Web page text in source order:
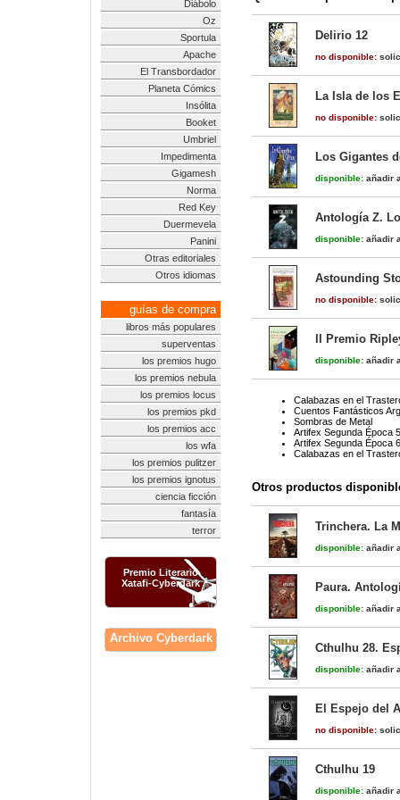
Diábolo
Oz
Sportula
Apache
El Transbordador
Planeta Cómics
Insólita
Booket
Umbriel
Impedimenta
Gigamesh
Norma
Red Key
Duermevela
Panini
Otras editoriales
Otros idiomas
guías de compra
libros más populares
superventas
los premios hugo
los premios nebula
los premios locus
los premios pkd
los premios acc
los wfa
los premios pulitzer
los premios ignotus
ciencia ficción
fantasía
terror
Premio Literario
Xatafi-Cyberdark
Archivo Cyberdark
Delirio 12
no disponible:
La Isla de los
no disponible:
Los Gigantes
disponible: añadir
Antología Z.
disponible: añadir
Astounding
no disponible:
II Premio
disponible: añadir
Calabazas en el
Cuentos Fantásticos
Sombras de Metal
Artifex Segunda Época 5
Artifex Segunda Época 6
Calabazas en el
Otros productos
Trinchera. La
disponible: añadir
Paura.
disponible: añadir
Cthulhu 28.
disponible: añadir
El Espejo del
no disponible:
Cthulhu 19
disponible: añadir